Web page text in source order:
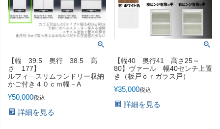
【幅 39.5 奥行 38.5 高
さ 177】
ルフィ―スリムランドリー収納
かご付き４０ｃｍ幅－A
¥50,000税込
詳細を見る
【幅40 奥行41 高さ25～
80】ヴァール 幅40センチ上置
き（板戸ｏｒガラス戸）
¥35,000税込
詳細を見る